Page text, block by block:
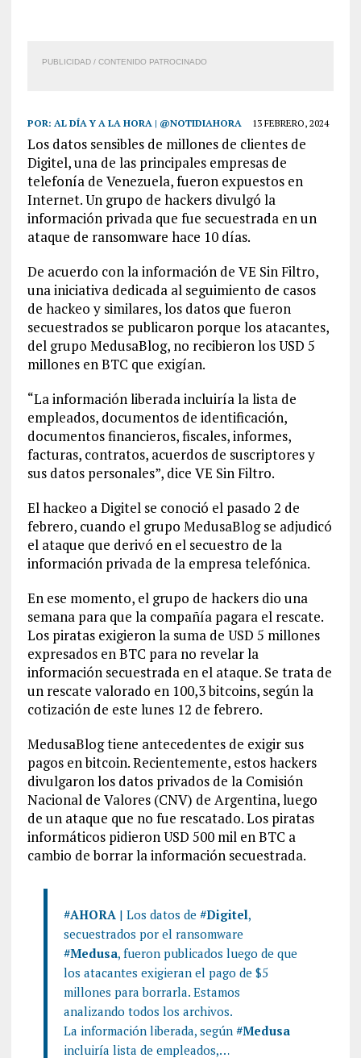
PUBLICIDAD / CONTENIDO PATROCINADO
POR: AL DÍA Y A LA HORA | @NOTIDIAHORA 13 FEBRERO, 2024
Los datos sensibles de millones de clientes de
Digitel, una de las principales empresas de
telefonía de Venezuela, fueron expuestos en
Internet. Un grupo de hackers divulgó la
información privada que fue secuestrada en un
ataque de ransomware hace 10 días.
De acuerdo con la información de VE Sin Filtro,
una iniciativa dedicada al seguimiento de casos
de hackeo y similares, los datos que fueron
secuestrados se publicaron porque los atacantes,
del grupo MedusaBlog, no recibieron los USD 5
millones en BTC que exigían.
“La información liberada incluiría la lista de
empleados, documentos de identificación,
documentos financieros, fiscales, informes,
facturas, contratos, acuerdos de suscriptores y
sus datos personales”, dice VE Sin Filtro.
El hackeo a Digitel se conoció el pasado 2 de
febrero, cuando el grupo MedusaBlog se adjudicó
el ataque que derivó en el secuestro de la
información privada de la empresa telefónica.
En ese momento, el grupo de hackers dio una
semana para que la compañía pagara el rescate.
Los piratas exigieron la suma de USD 5 millones
expresados en BTC para no revelar la
información secuestrada en el ataque. Se trata de
un rescate valorado en 100,3 bitcoins, según la
cotización de este lunes 12 de febrero.
MedusaBlog tiene antecedentes de exigir sus
pagos en bitcoin. Recientemente, estos hackers
divulgaron los datos privados de la Comisión
Nacional de Valores (CNV) de Argentina, luego
de un ataque que no fue rescatado. Los piratas
informáticos pidieron USD 500 mil en BTC a
cambio de borrar la información secuestrada.
#AHORA| Los datos de #Digitel,
secuestrados por el ransomware
#Medusa, fueron publicados luego de que
los atacantes exigieran el pago de $5
millones para borrarla. Estamos
analizando todos los archivos.
La información liberada, según #Medusa
incluiría lista de empleados,…